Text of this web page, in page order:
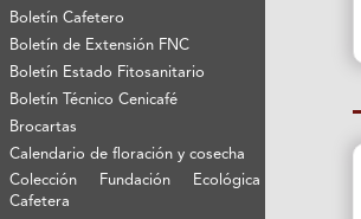
Boletín Cafetero
Boletín de Extensión FNC
Boletín Estado Fitosanitario
Boletín Técnico Cenicafé
Brocartas
Calendario de floración y cosecha
Colección Fundación Ecológica
Cafetera